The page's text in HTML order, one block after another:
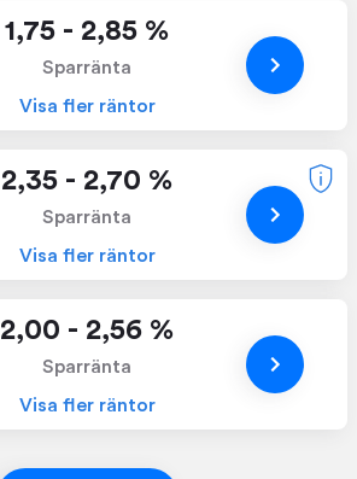
1,75 - 2,85 %
Sparränta
Visa fler räntor
2,35 - 2,70 %
Sparränta
Visa fler räntor
2,00 - 2,56 %
Sparränta
Visa fler räntor